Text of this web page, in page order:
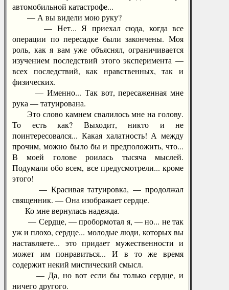
автомобильной катастрофе...
— А вы видели мою руку?
— Нет... Я приехал сюда, когда все
операции по пересадке были закончены. Моя
роль, как я вам уже объяснял, ограничивается
изучением последствий этого эксперимента —
всех последствий, как нравственных, так и
физических.
— Именно... Так вот, пересаженная мне
рука — татуирована.
Это слово камнем свалилось мне на голову.
То есть как? Выходит, никто и не
поинтересовался... Какая халатность! А между
прочим, можно было бы и предположить, что...
В моей голове роилась тысяча мыслей.
Подумали обо всем, все предусмотрели... кроме
этого!
— Красивая татуировка, — продолжал
священник. — Она изображает сердце.
Ко мне вернулась надежда.
— Сердце, — пробормотал я, — но... не так
уж и плохо, сердце... молодые люди, которых вы
наставляете... это придает мужественности и
может им понравиться... И в то же время
содержит некий мистический смысл.
— Да, но вот если бы только сердце, и
ничего другого.